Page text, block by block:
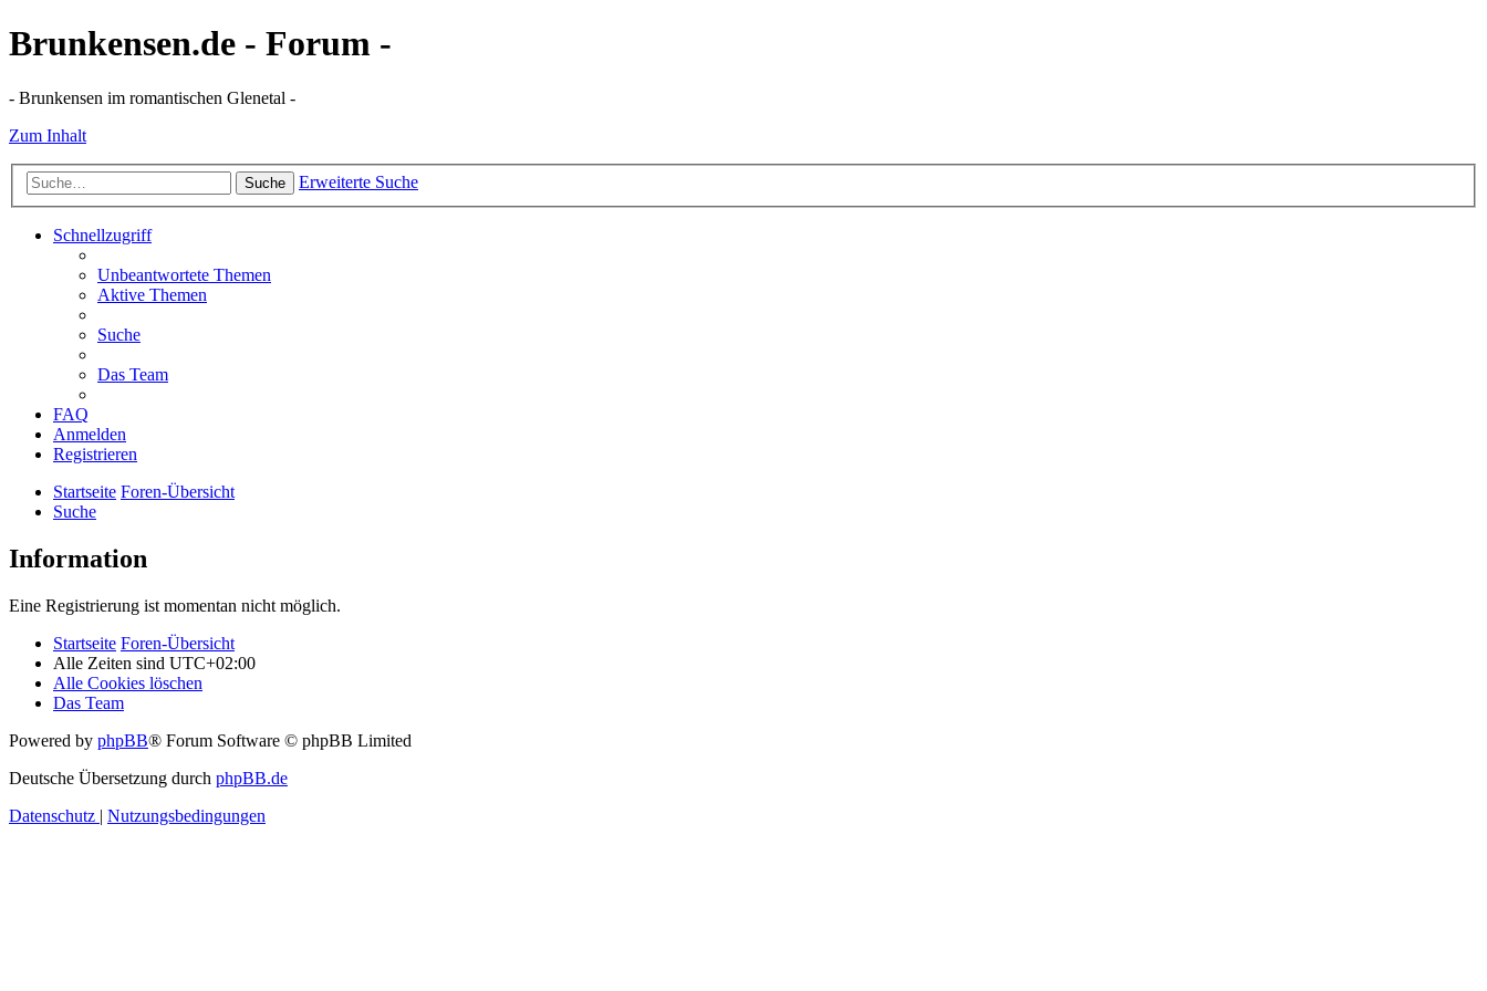
Brunkensen.de - Forum -
- Brunkensen im romantischen Glenetal -
Zum Inhalt
Suche Erweiterte Suche
Schnellzugriff
Unbeantwortete Themen
Aktive Themen
Suche
Das Team
FAQ
Anmelden
Registrieren
Startseite Foren-Übersicht
Suche
Information
Eine Registrierung ist momentan nicht möglich.
Startseite Foren-Übersicht
Alle Zeiten sind UTC+02:00
Alle Cookies löschen
Das Team
Powered by phpBB® Forum Software © phpBB Limited
Deutsche Übersetzung durch phpBB.de
Datenschutz | Nutzungsbedingungen